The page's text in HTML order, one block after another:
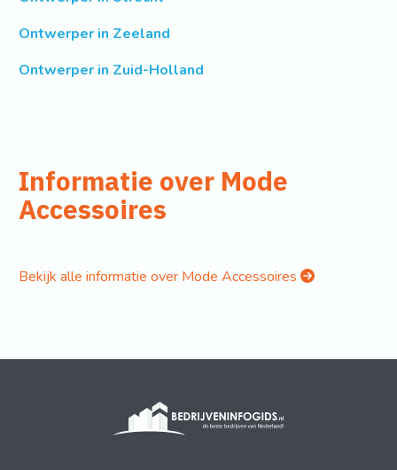
Ontwerper in Zeeland
Ontwerper in Zuid-Holland
Informatie over Mode
Accessoires
Bekijk alle informatie over Mode Accessoires